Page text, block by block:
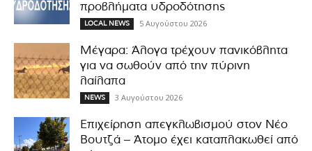
προβλήματα υδροδότησης
LOCAL NEWS 5 Αυγούστου 2026
Μέγαρα: Άλογα τρέχουν πανικόβλητα
για να σωθούν από την πύρινη
λαίλαπα
NEWS 3 Αυγούστου 2026
Επιχείρηση απεγκλωβισμού στον Νέο
Βουτζά – Άτομο έχει καταπλακωθεί από